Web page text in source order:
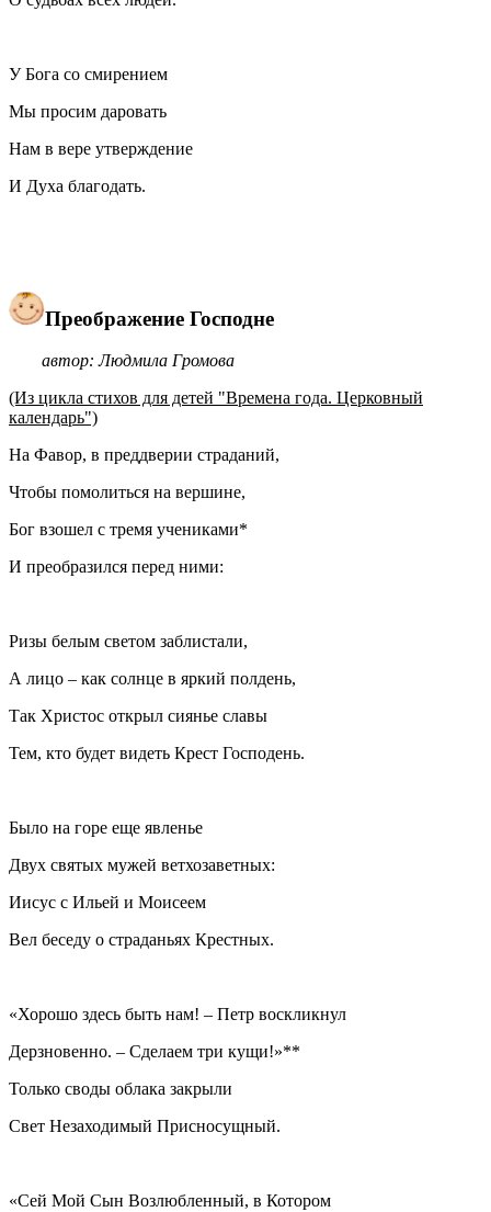
У Бога со смирением
Мы просим даровать
Нам в вере утверждение
И Духа благодать.
Преображение Господне
автор: Людмила Громова
(Из цикла стихов для детей "Времена года. Церковный
календарь")
На Фавор, в преддверии страданий,
Чтобы помолиться на вершине,
Бог взошел с тремя учениками*
И преобразился перед ними:
Ризы белым светом заблистали,
А лицо – как солнце в яркий полдень,
Так Христос открыл сиянье славы
Тем, кто будет видеть Крест Господень.
Было на горе еще явленье
Двух святых мужей ветхозаветных:
Иисус с Ильей и Моисеем
Вел беседу о страданьях Крестных.
«Хорошо здесь быть нам! – Петр воскликнул
Дерзновенно. – Сделаем три кущи!»**
Только своды облака закрыли
Свет Незаходимый Присносущный.
«Сей Мой Сын Возлюбленный, в Котором